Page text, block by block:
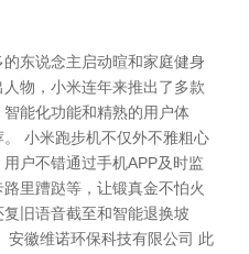
东说念主启动暄和家庭健身
物，小米连年来推出了多款
能化功能和精熟的用户体
小米跑步机不仅外不雅粗心
户不错通过手机APP及时监
里蹧跶等，让锻真金不怕火
旧语音截至和智能退换坡
安徽维诺环保科技有限公司 此